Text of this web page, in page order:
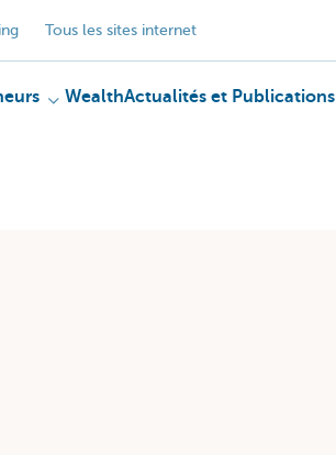
Tous les sites internet
WealthActualités et Publications